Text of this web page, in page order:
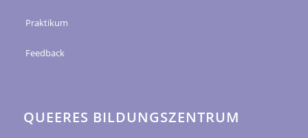
Praktikum
Feedback
QUEERES BILDUNGSZENTRUM